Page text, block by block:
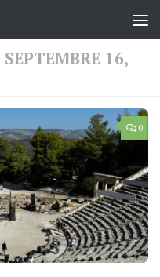
SEPTEMBRE 16,
0